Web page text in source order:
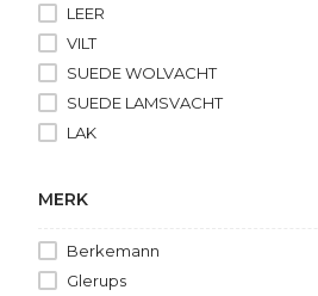
LEER
VILT
SUEDE WOLVACHT
SUEDE LAMSVACHT
LAK
MERK
Berkemann
Glerups